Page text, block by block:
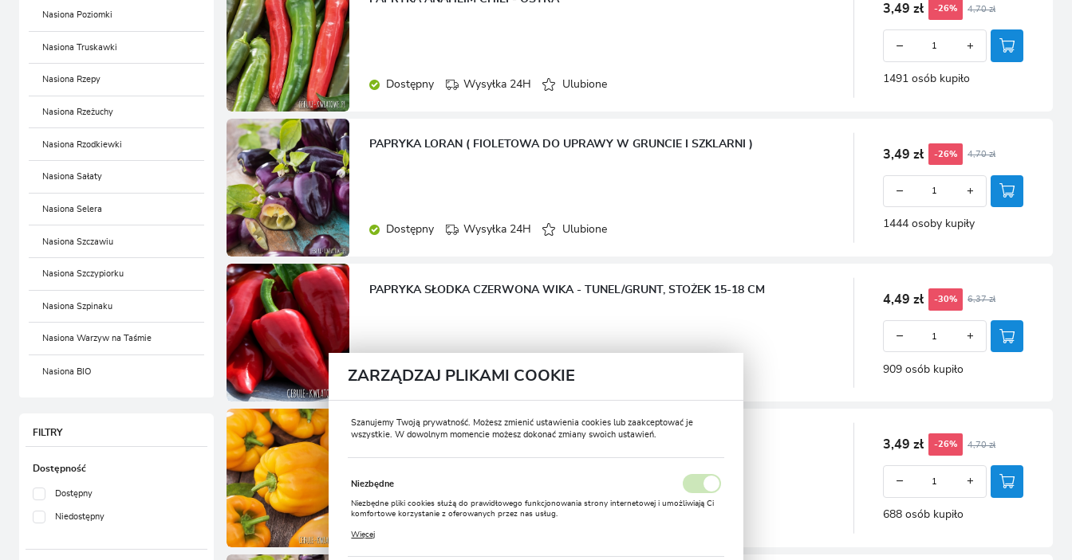
Nasiona Poziomki
Nasiona Truskawki
Nasiona Rzepy
Nasiona Rzeżuchy
Nasiona Rzodkiewki
Nasiona Sałaty
Nasiona Selera
Nasiona Szczawiu
Nasiona Szczypiorku
Nasiona Szpinaku
Nasiona Warzyw na Taśmie
Nasiona BIO
FILTRY
Dostępność
Dostępny
Niedostępny
Dostępny Wysyłka 24H Ulubione
3,49 zł -26% 4,70 zł
1491 osób kupiło
PAPRYKA LORAN ( FIOLETOWA DO UPRAWY W GRUNCIE I SZKLARNI )
Dostępny Wysyłka 24H Ulubione
3,49 zł -26% 4,70 zł
1444 osoby kupiły
PAPRYKA SŁODKA CZERWONA WIKA - TUNEL/GRUNT, STOŻEK 15-18 CM
Dostępny Wysyłka 24H Ulubione
4,49 zł -30% 6,37 zł
909 osób kupiło
PAPRYKA HABANERO YELLOW - OSTRA
Dostępny Wysyłka 24H
3,49 zł -26% 4,70 zł
688 osób kupiło
ZARZĄDZAJ PLIKAMI COOKIE
Szanujemy Twoją prywatność. Możesz zmienić ustawienia cookies lub zaakceptować je
wszystkie. W dowolnym momencie możesz dokonać zmiany swoich ustawień.
Niezbędne
Niezbędne pliki cookies służą do prawidłowego funkcjonowania strony internetowej i umożliwiają Ci
komfortowe korzystanie z oferowanych przez nas usług.
ustawień preferencji prywatności, logowania czy wypełniania formularzy. Dzięki plikom cookies
Więcej
Polska